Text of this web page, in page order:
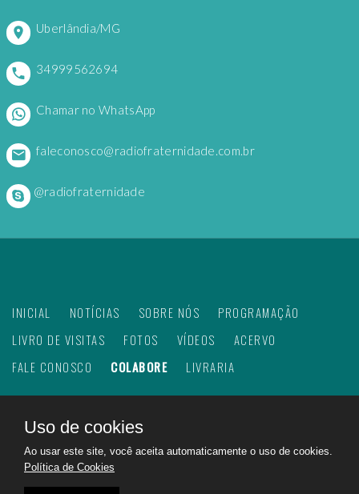
Uberlândia/MG
34999562694
Chamar no WhatsApp
faleconosco@radiofraternidade.com.br
@radiofraternidade
INICIAL NOTÍCIAS SOBRE NÓS
PROGRAMAÇÃO
LIVRO DE VISITAS
FOTOS VÍDEOS
ACERVO
FALE CONOSCO
COLABORE LIVRARIA
2026Web Rádio Fraternidade. Todos os direitos
reservados.
Feito com
no Brasil para todo o mundo!
Uso de cookies
Ao usar este site, você aceita automaticamente o uso de cookies.
Política de Cookies